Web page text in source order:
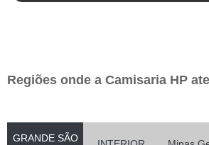
Regiões onde a Camisaria HP
GRANDE SÃO